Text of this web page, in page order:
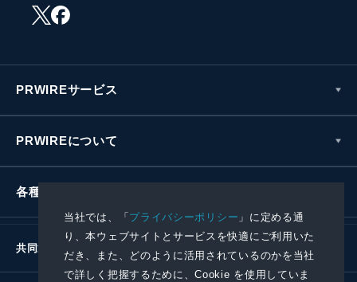
当社では、「プライバシーポリシー 」に定める通
り、本ウェブサイトとサービスを快適にご利用いた
だき、また、どのように活用されているのかを当社
で詳しく把握するために、Cookie を使用していま
PRWIREサービス
PRWIREについて
各種お問い合わせ
共同通信社グループ